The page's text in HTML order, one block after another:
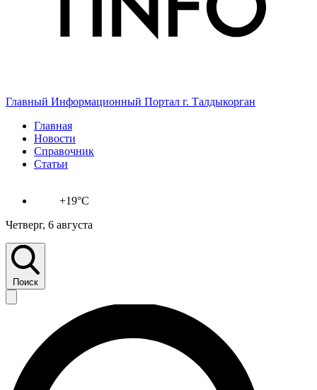
Главный Информационный Портал г. Талдыкорган
Главная
Новости
Справочник
Статьи
+19°C
Четверг, 6 августа
Поиск